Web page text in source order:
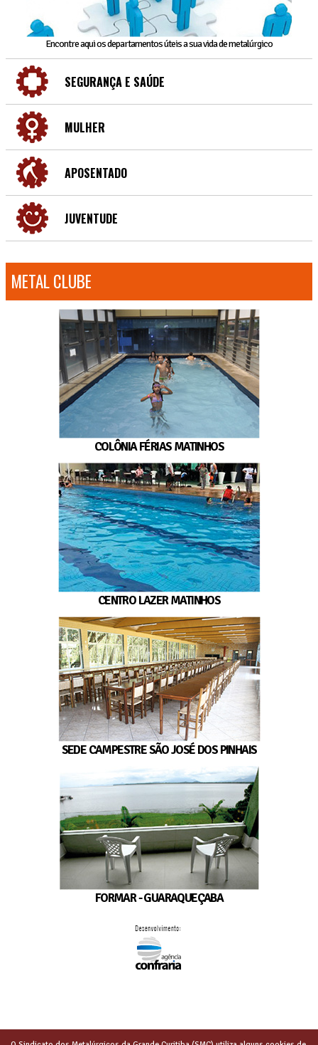
Encontre aqui os departamentos úteis a sua vida de metalúrgico
SEGURANÇA E SAÚDE
MULHER
APOSENTADO
JUVENTUDE
METAL CLUBE
COLÔNIA FÉRIAS MATINHOS
CENTRO LAZER MATINHOS
SEDE CAMPESTRE SÃO JOSÉ DOS PINHAIS
FORMAR - GUARAQUEÇABA